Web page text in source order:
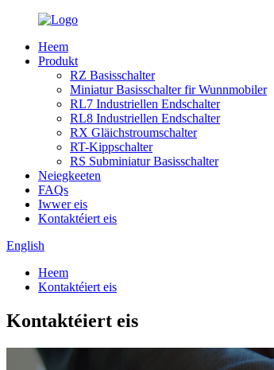
Heem
Produkt
RZ Basisschalter
Miniatur Basisschalter fir Wunnmobiler
RL7 Industriellen Endschalter
RL8 Industriellen Endschalter
RX Gläichstroumschalter
RT-Kippschalter
RS Subminiatur Basisschalter
Neiegkeeten
FAQs
Iwwer eis
Kontaktéiert eis
English
Heem
Kontaktéiert eis
Kontaktéiert eis